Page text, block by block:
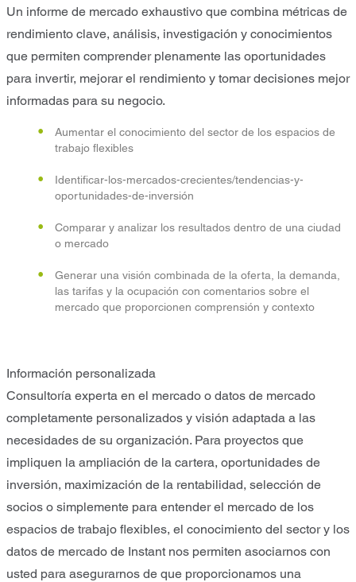
Un informe de mercado exhaustivo que combina métricas de
rendimiento clave, análisis, investigación y conocimientos
que permiten comprender plenamente las oportunidades
para invertir, mejorar el rendimiento y tomar decisiones mejor
informadas para su negocio.
Aumentar el conocimiento del sector de los espacios de
trabajo flexibles
Identificar-los-mercados-crecientes/tendencias-y-
oportunidades-de-inversión
Comparar y analizar los resultados dentro de una ciudad
o mercado
Generar una visión combinada de la oferta, la demanda,
las tarifas y la ocupación con comentarios sobre el
mercado que proporcionen comprensión y contexto
Información personalizada
Consultoría experta en el mercado o datos de mercado
completamente personalizados y visión adaptada a las
necesidades de su organización. Para proyectos que
impliquen la ampliación de la cartera, oportunidades de
inversión, maximización de la rentabilidad, selección de
socios o simplemente para entender el mercado de los
espacios de trabajo flexibles, el conocimiento del sector y los
datos de mercado de Instant nos permiten asociarnos con
usted para asegurarnos de que proporcionamos una